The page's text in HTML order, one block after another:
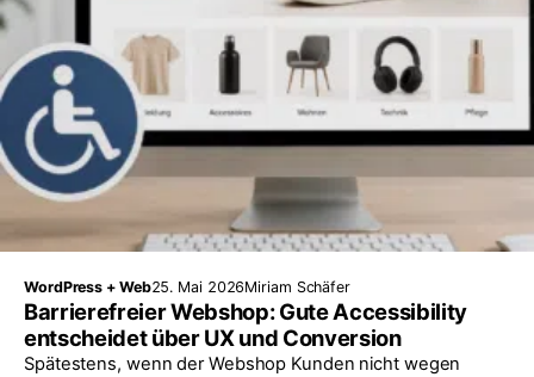
WordPress + Web25. Mai 2026Miriam Schäfer
Barrierefreier Webshop: Gute Accessibility
entscheidet über UX und Conversion
Spätestens, wenn der Webshop Kunden nicht wegen